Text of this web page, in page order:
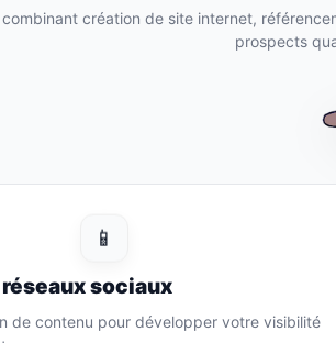
création de site internet,
prospects
📱
sociaux
de contenu pour développer votre visibilité